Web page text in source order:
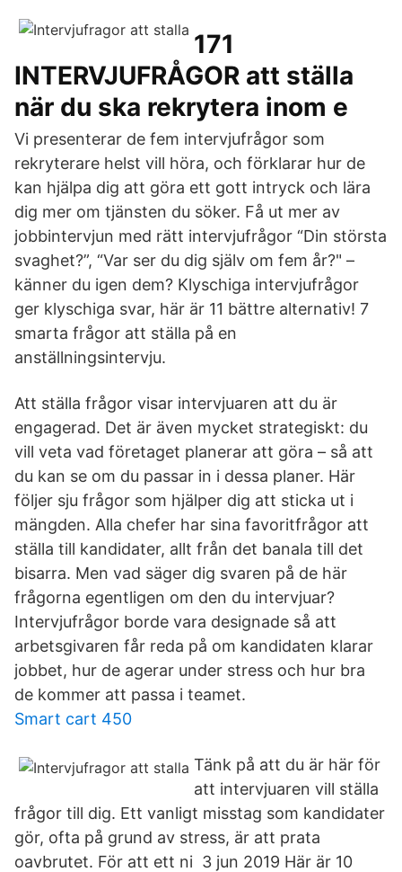
171
INTERVJUFRÅGOR att ställa
när du ska rekrytera inom e
Vi presenterar de fem intervjufrågor som
rekryterare helst vill höra, och förklarar hur de
kan hjälpa dig att göra ett gott intryck och lära
dig mer om tjänsten du söker. Få ut mer av
jobbintervjun med rätt intervjufrågor “Din största
svaghet?”, “Var ser du dig själv om fem år?" –
känner du igen dem? Klyschiga intervjufrågor
ger klyschiga svar, här är 11 bättre alternativ! 7
smarta frågor att ställa på en
anställningsintervju.
Att ställa frågor visar intervjuaren att du är
engagerad. Det är även mycket strategiskt: du
vill veta vad företaget planerar att göra – så att
du kan se om du passar in i dessa planer. Här
följer sju frågor som hjälper dig att sticka ut i
mängden. Alla chefer har sina favoritfrågor att
ställa till kandidater, allt från det banala till det
bisarra. Men vad säger dig svaren på de här
frågorna egentligen om den du intervjuar?
Intervjufrågor borde vara designade så att
arbetsgivaren får reda på om kandidaten klarar
jobbet, hur de agerar under stress och hur bra
de kommer att passa i teamet.
Smart cart 450
Tänk på att du är här för
att intervjuaren vill ställa
frågor till dig. Ett vanligt misstag som kandidater
gör, ofta på grund av stress, är att prata
oavbrutet. För att ett ni 3 jun 2019 Här är 10